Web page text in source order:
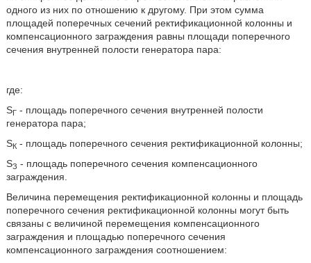
одного из них по отношению к другому. При этом сумма
площадей поперечных сечений ректификационной колонны и
компенсационного заграждения равны площади поперечного
сечения внутренней полости генератора пара:
где:
SГ- площадь поперечного сечения внутренней полости
генератора пара;
SК- площадь поперечного сечения ректификационной колонны;
SЗ - площадь поперечного сечения компенсационного
заграждения.
Величина перемещения ректификационной колонны и площадь
поперечного сечения ректификационной колонны могут быть
связаны с величиной перемещения компенсационного
заграждения и площадью поперечного сечения
компенсационного заграждения соотношением: